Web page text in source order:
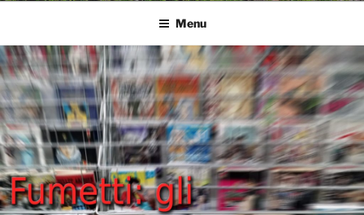
Menu